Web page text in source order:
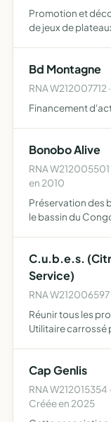
Promotion et
de jeux de
Bd Montagne
RNA W212007712
Financement
Bonobo Alive
RNA
en 2010
Préservation des
le bassin du
C.u.b.e.s.
Service)
RNA W212006597
Réunir tous les
Utilitaire carrossé
s…
Cap Genlis
RNA
Créée en 2025